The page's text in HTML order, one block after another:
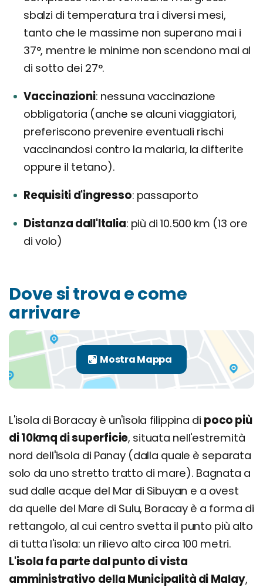
sbalzi di temperatura tra i diversi mesi,
tanto che le massime non superano mai i
37°, mentre le minime non scendono mai al
di sotto dei 27°.
Vaccinazioni nessuna vaccinazione
obbligatoria (anche se alcuni viaggiatori,
preferiscono prevenire eventuali rischi
vaccinandosi contro la malaria, la difterite
oppure il tetano).
Requisiti d'ingresso passaporto
Distanza dall'Italia più di 10.500 km (13 ore
di volo)
Dove si trova e come
arrivare
L'isola di Boracay è un'isola filippina di poco più
di 10kmq di superficie, situata nell'estremità
nord dell'isola di Panay (dalla quale è separata
solo da uno stretto tratto di mare). Bagnata a
sud dalle acque del Mar di Sibuyan e a ovest
da quelle del Mare di Sulu, Boracay è a forma di
rettangolo, al cui centro svetta il punto più alto
di tutta l'isola: un rilievo alto circa 100 metri.
L'isola fa parte dal punto di vista
amministrativo della Municipalità di Malay,